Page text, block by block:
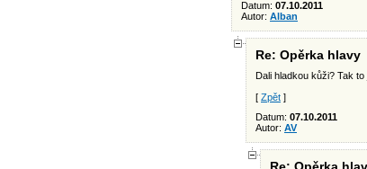
Datum: 07.10.2011
Autor: Alban
Re: Opěrka hlavy
Dali hladkou kůži? Tak to
[ Zpět ]
Datum: 07.10.2011
Autor: AV